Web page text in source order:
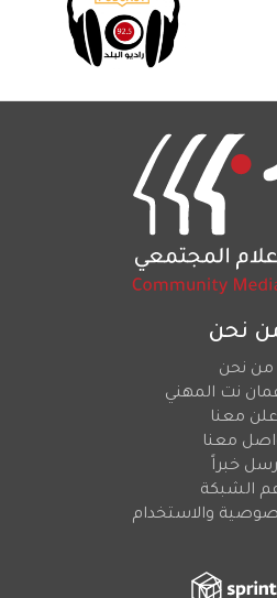
نحن
من نحن
نت المهني
معنا
معنا
خبراً
الشبكة
والاستخدام